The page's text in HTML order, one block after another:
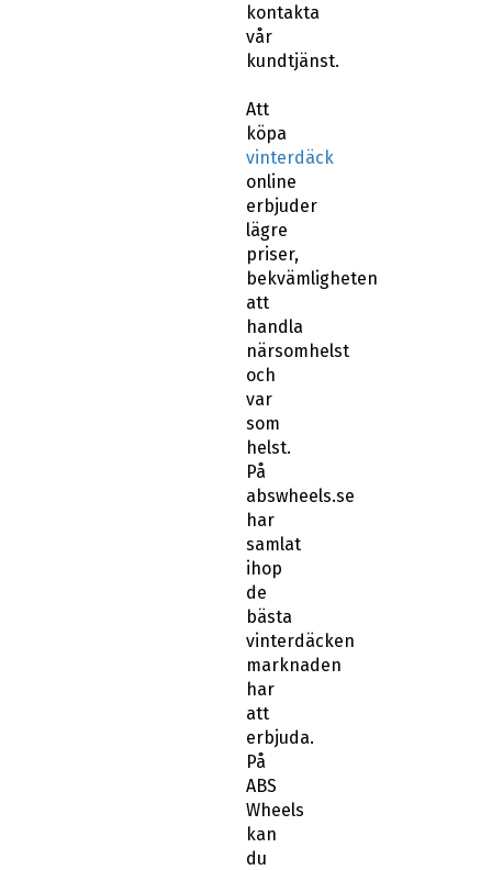
kontakta
vår
kundtjänst.
Att
köpa
vinterdäck
online
erbjuder
lägre
priser,
bekvämligheten
att
handla
närsomhelst
och
var
som
helst.
På
abswheels.se
har
samlat
ihop
de
bästa
vinterdäcken
marknaden
har
att
erbjuda.
På
ABS
Wheels
kan
du